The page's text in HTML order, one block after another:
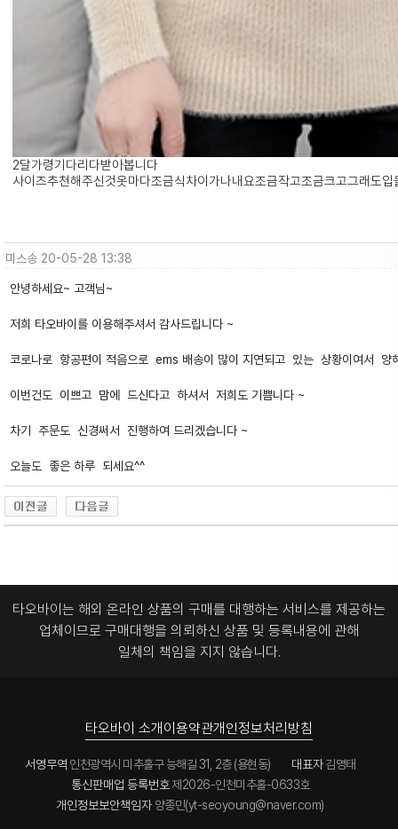
2달가령기다리다받아봅니다
사이즈추천해주신것옷마다조금식차이가나내요조금작고조금크고그래도
미스송 20-05-28 13:38
안녕하세요~ 고객님~
저희 타오바이를 이용해주셔서 감사드립니다 ~
코로나로 항공편이 적음으로 ems 배송이 많이 지연되고 있는 상황이여서 양
이번건도 이쁘고 맘에 드신다고 하셔서 저희도 기쁨니다 ~
차기 주문도 신경써서 진행하여 드리겠습니다 ~
오늘도 좋은 하루 되세요^^
타오바이는 해외 온라인 상품의 구매를 대행하는 서비스를 제공하는
업체이므로 구매대행을 의뢰하신 상품 및 등록내용에 관해
일체의 책임을 지지 않습니다.
타오바이 소개이용약관개인정보처리방침
서영무역 인천광역시 미추홀구 능해길 31, 2층 (용현동) 대표자김영태
통신판매업 등록번호제2026-인천미추홀-0633호
개인정보보안책임자 양종민(yt-seoyoung@naver.com)